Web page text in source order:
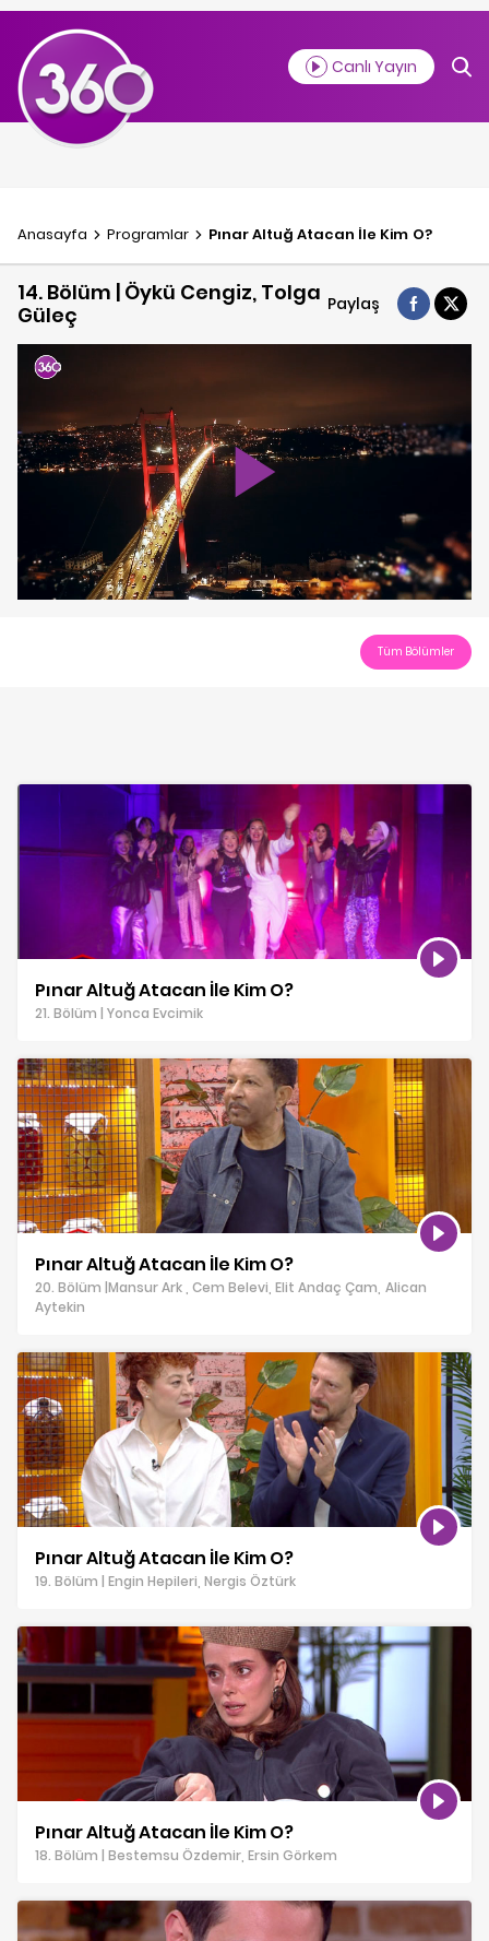
Canlı Yayın
Anasayfa Programlar Pınar Altuğ Atacan İle Kim O?
14. Bölüm | Öykü Cengiz, Tolga
Güleç
Paylaş
Play
Video
Tüm Bölümler
Pınar Altuğ Atacan İle Kim O?
21. Bölüm | Yonca Evcimik
Pınar Altuğ Atacan İle Kim O?
20. Bölüm |Mansur Ark , Cem Belevi, Elit Andaç Çam, Alican
Aytekin
Pınar Altuğ Atacan İle Kim O?
19. Bölüm | Engin Hepileri, Nergis Öztürk
Pınar Altuğ Atacan İle Kim O?
18. Bölüm | Bestemsu Özdemir, Ersin Görkem